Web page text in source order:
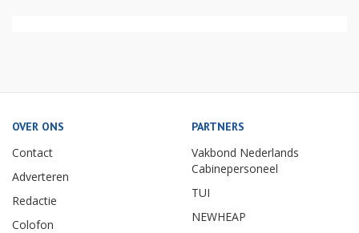
OVER ONS
Contact
Adverteren
Redactie
Colofon
PARTNERS
Vakbond Nederlands
Cabinepersoneel
TUI
NEWHEAP